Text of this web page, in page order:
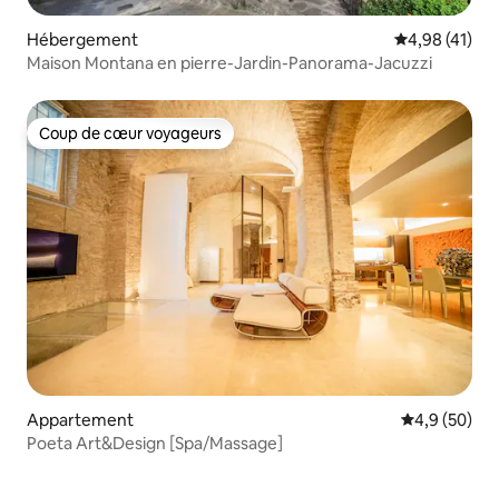
Hébergement Évaluation
4,98 (41)
Maison Montana en pierre-Jardin-Panorama-Jacuzzi
Coup de cœur voyageurs
Coup de cœur voyageurs
Appartement Évaluation
4,9 (50)
Poeta Art&Design [Spa/Massage]